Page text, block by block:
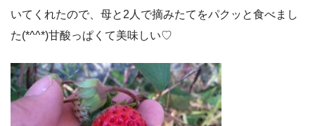
いてくれたので、母と2人で摘みたてをパクッと食べまし
た(*^^*)甘酸っぱくて美味しい♡